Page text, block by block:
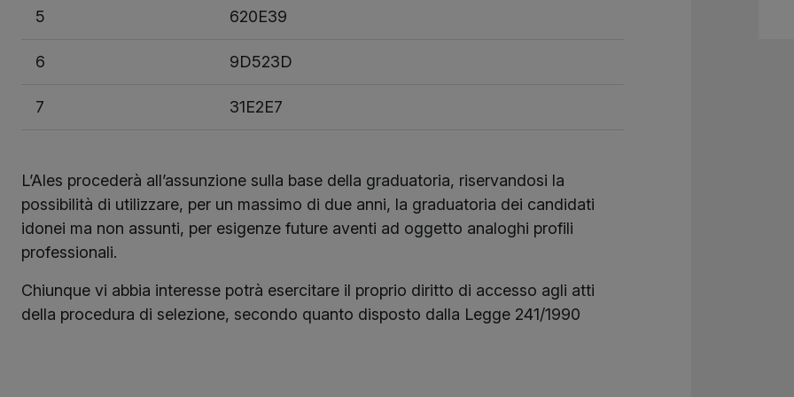
5 620E39
6 9D523D
7 31E2E7
L’Ales procederà all’assunzione sulla base della graduatoria, riservandosi la
possibilità di utilizzare, per un massimo di due anni, la graduatoria dei candidati
idonei ma non assunti, per esigenze future aventi ad oggetto analoghi profili
professionali.
Chiunque vi abbia interesse potrà esercitare il proprio diritto di accesso agli atti
della procedura di selezione, secondo quanto disposto dalla Legge 241/1990